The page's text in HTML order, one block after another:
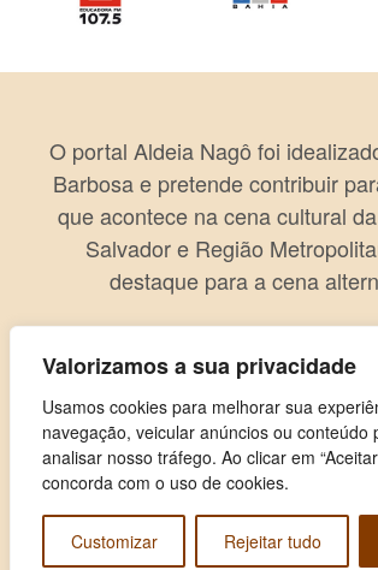
Valorizamos a sua privacidade
Usamos cookies para melhorar sua
navegação, veicular anúncios ou conteúdo
analisar nosso tráfego. Ao clicar em
concorda com o uso de cookies.
Customizar Rejeitar tudo
O portal Aldeia Nagô foi
Barbosa e pretende contribuir
que acontece na cena cultural
Salvador e Região
destaque para a cena
Copyright © 2026 Aldeia Nagô. Todos os